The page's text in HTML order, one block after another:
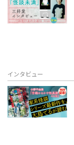
インタビュー